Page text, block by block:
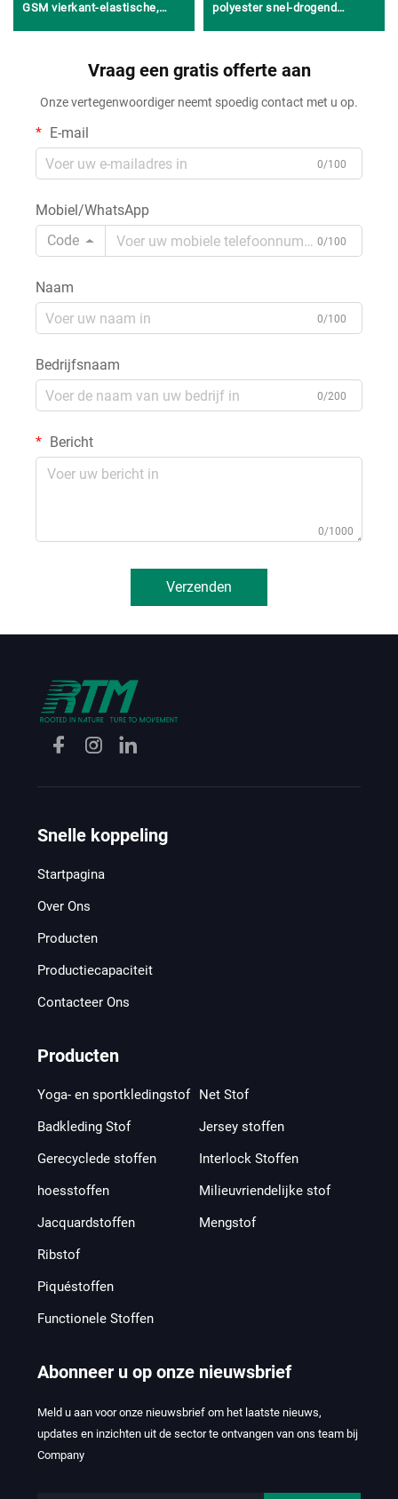
GSM vierkant-elastische,
lyocell, 28% acetaat en 7%
huispyjama’s, loungewear en
casual kleding voor lente en
zomer
polyester snel-drogend
voor basketbal-uniformen en
Vraag een gratis offerte aan
Onze vertegenwoordiger neemt spoedig contact met u op.
E-mail
0/100
Mobiel/WhatsApp
Code
0/100
Naam
0/100
Bedrijfsnaam
0/200
Bericht
0/1000
Verzenden
Snelle koppeling
Startpagina
Over Ons
Producten
Productiecapaciteit
Contacteer Ons
Producten
Yoga- en sportkledingstof
Badkleding Stof
Gerecyclede stoffen
hoesstoffen
Net Stof
Jersey stoffen
Interlock Stoffen
Milieuvriendelijke stof
Jacquardstoffen
Ribstof
Piquéstoffen
Functionele Stoffen
Mengstof
Abonneer u op onze nieuwsbrief
Meld u aan voor onze nieuwsbrief om het laatste nieuws,
updates en inzichten uit de sector te ontvangen van ons team bij
Company